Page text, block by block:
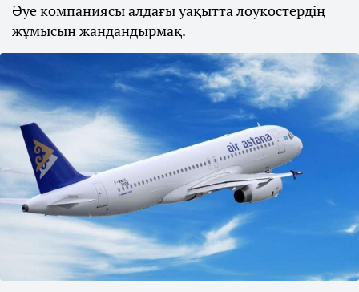
Әуе компаниясы алдағы уақытта лоукостердің
жұмысын жандандырмақ.